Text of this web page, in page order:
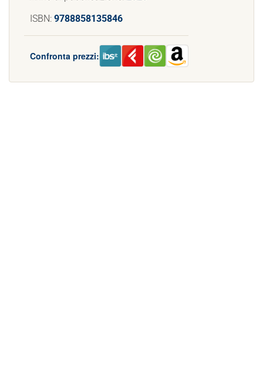
ISBN: 9788858135846
Confronta prezzi: